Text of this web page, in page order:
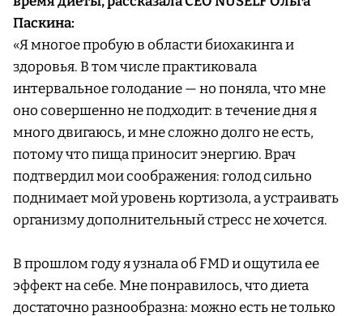
Паскина:
«Я многое пробую в области биохакинга и
здоровья. В том числе практиковала
интервальное голодание — но поняла, что мне
оно совершенно не подходит: в течение дня я
много двигаюсь, и мне сложно долго не есть,
потому что пища приносит энергию. Врач
подтвердил мои соображения: голод сильно
поднимает мой уровень кортизола, а устраивать
организму дополнительный стресс не хочется.
В прошлом году я узнала об FMD и ощутила ее
эффект на себе. Мне понравилось, что диета
достаточно разнообразна: можно есть не только